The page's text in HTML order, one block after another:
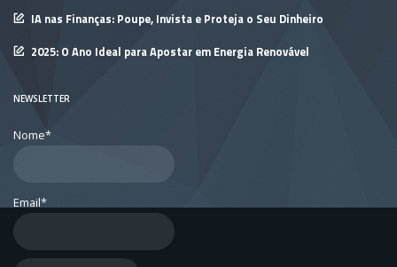
IA nas Finanças: Poupe, Invista e Proteja o Seu Dinheiro
2025: O Ano Ideal para Apostar em Energia Renovável
NEWSLETTER
Nome*
Email*